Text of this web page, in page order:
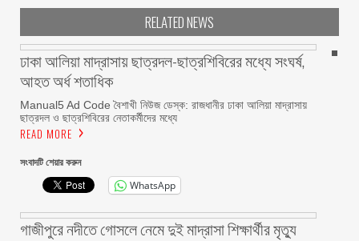
RELATED NEWS
ঢাকা আলিয়া মাদ্রাসায় ছাত্রদল-ছাত্রশিবিরের মধ্যে সংঘর্ষ,
আহত অর্ধ শতাধিক
Manual5 Ad Code বৈশাখী নিউজ ডেস্ক: রাজধানীর ঢাকা আলিয়া মাদ্রাসায়
ছাত্রদল ও ছাত্রশিবিরের নেতাকর্মীদের মধ্যে
READ MORE
সংবাদটি শেয়ার করুন
WhatsApp
গাজীপুরে নদীতে গোসলে নেমে দুই মাদ্রাসা শিক্ষার্থীর মৃত্যু